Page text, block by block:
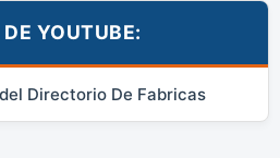
YOUTUBE:
Directorio De Fabricas